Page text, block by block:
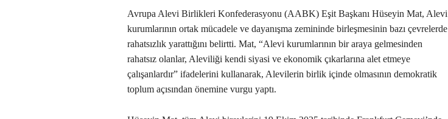
Avrupa Alevi Birlikleri Konfederasyonu (AABK) Eşit Başkanı Hüseyin Mat, Alevi
kurumlarının ortak mücadele ve dayanışma zemininde birleşmesinin bazı çevrelerde
rahatsızlık yarattığını belirtti. Mat, “Alevi kurumlarının bir araya gelmesinden
rahatsız olanlar, Aleviliği kendi siyasi ve ekonomik çıkarlarına alet etmeye
çalışanlardır” ifadelerini kullanarak, Alevilerin birlik içinde olmasının demokratik
toplum açısından önemine vurgu yaptı.